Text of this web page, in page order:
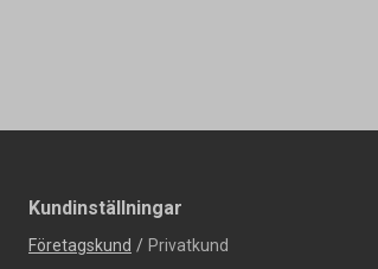
Kundinställningar
Företagskund / Privatkund